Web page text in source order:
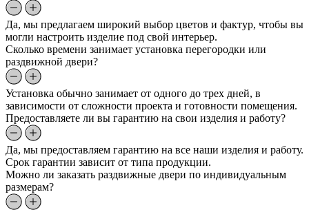
Да, мы предлагаем широкий выбор цветов и фактур, чтобы вы
могли настроить изделие под свой интерьер.
Сколько времени занимает установка перегородки или
раздвижной двери?
Установка обычно занимает от одного до трех дней, в
зависимости от сложности проекта и готовности помещения.
Предоставляете ли вы гарантию на свои изделия и работу?
Да, мы предоставляем гарантию на все наши изделия и работу.
Срок гарантии зависит от типа продукции.
Можно ли заказать раздвижные двери по индивидуальным
размерам?